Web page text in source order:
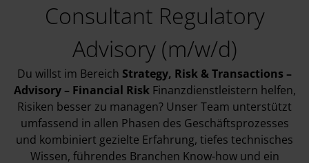
Consultant Regulatory
Advisory (m/w/d)
Du willst im Bereich Strategy, Risk & Transactions –
Advisory – Financial Risk Finanzdienstleistern helfen,
Risiken besser zu managen? Unser Team unterstützt
umfassend in allen Phasen des Geschäftsprozesses
und kombiniert gezielte Erfahrung, tiefes technisches
Wissen, führendes Branchen Know-how und ein